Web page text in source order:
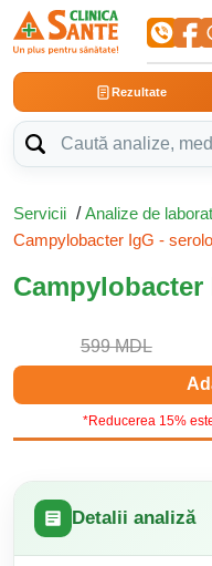
Rezultate
Servicii /Analize de
Campylobacter IgG -
599 MDL
*Reducerea 15%
Detalii analiză